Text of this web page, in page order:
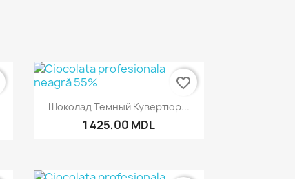
Быстрый просмотр
Шоколад Темный Кувертюр...
1 425,00 MDL
favorite_border